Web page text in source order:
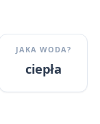
JAKA WODA?
ciepła